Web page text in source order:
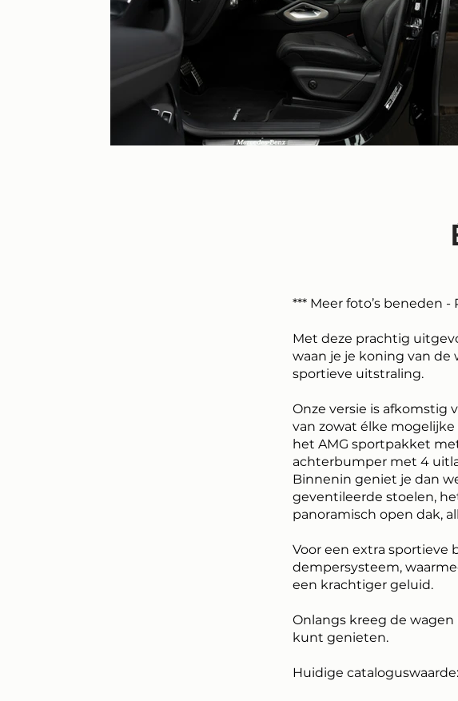
*** Meer foto’s beneden
Met deze prachtig
waan je je koning van de
sportieve uitstraling.
Onze versie is afkomstig
van zowat élke
het AMG sportpakket
achterbumper met 4
Binnenin geniet je dan
geventileerde stoelen,
panoramisch open dak,
Voor een extra sportieve
dempersysteem,
een krachtiger geluid.
Onlangs kreeg de
kunt genieten.
Huidige